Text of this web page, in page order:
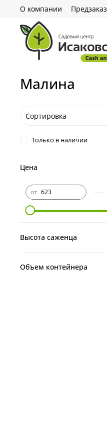
О компании Предзаказ
Малина
Только в наличии
Цена
от
Высота саженца
Объем контейнера